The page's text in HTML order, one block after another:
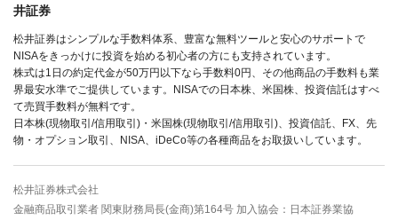
井証券
松井証券はシンプルな手数料体系、豊富な無料ツールと安心のサポートで
NISAをきっかけに投資を始める初心者の方にも支持されています。
株式は1日の約定代金が50万円以下なら手数料0円、その他商品の手数料も業
界最安水準でご提供しています。NISAでの日本株、米国株、投資信託はすべ
て売買手数料が無料です。
日本株(現物取引/信用取引)・米国株(現物取引/信用取引)、投資信託、FX、先
物・オプション取引、NISA、iDeCo等の各種商品をお取扱いしています。
松井証券株式会社
金融商品取引業者 関東財務局長(金商)第164号 加入協会：日本証券業協